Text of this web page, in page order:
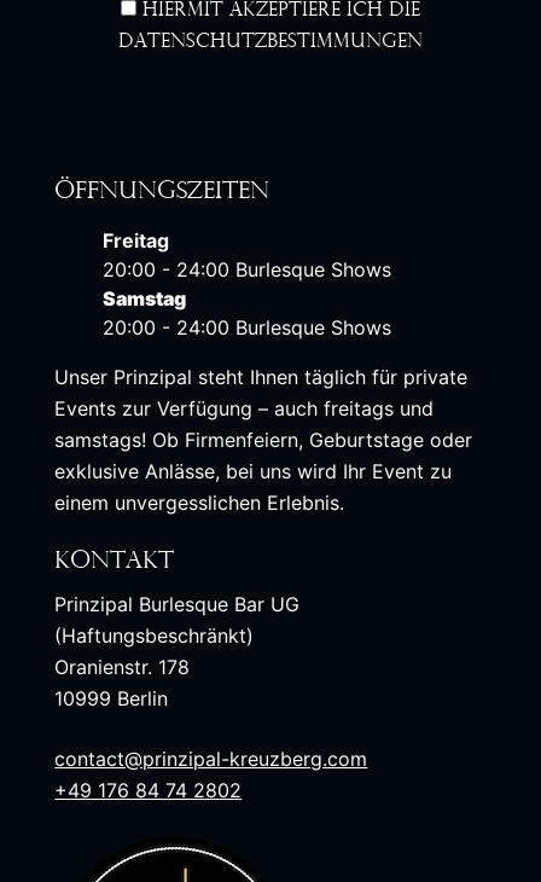
Hiermit akzeptiere ich die
Datenschutzbestimmungen
Öffnungszeiten
Freitag
20:00 - 24:00 Burlesque Shows
Samstag
20:00 - 24:00 Burlesque Shows
Unser Prinzipal steht Ihnen täglich für private
Events zur Verfügung – auch freitags und
samstags! Ob Firmenfeiern, Geburtstage oder
exklusive Anlässe, bei uns wird Ihr Event zu
einem unvergesslichen Erlebnis.
Kontakt
Prinzipal Burlesque Bar UG
(Haftungsbeschränkt)
Oranienstr. 178
10999 Berlin
contact@prinzipal-kreuzberg.com
+49 176 84 74 2802